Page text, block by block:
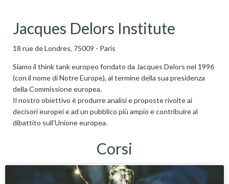
Jacques Delors Institute
18 rue de Londres, 75009 - Paris
Siamo il think tank europeo fondato da Jacques Delors nel 1996
(con il nome di Notre Europe), al termine della sua presidenza
della Commissione europea.
Il nostro obiettivo è produrre analisi e proposte rivolte ai
decisori europei e ad un pubblico più ampio e contribuire al
dibattito sull'Unione europea.
Corsi